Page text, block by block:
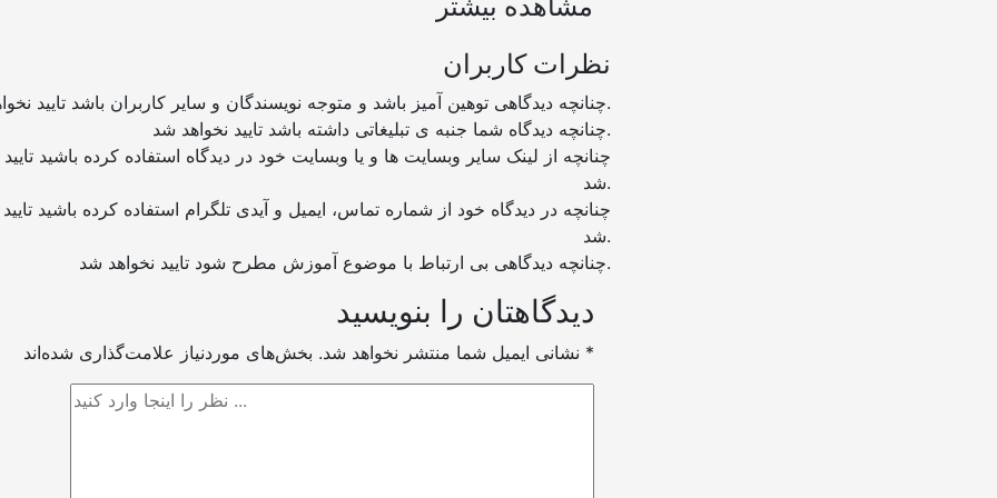
مشاهده بیشتر
نظرات کاربران
چنانچه دیدگاهی توهین آمیز باشد و متوجه نویسندگان و سایر کاربران باشد تایید نخواهد شد.
چنانچه دیدگاه شما جنبه ی تبلیغاتی داشته باشد تایید نخواهد شد.
شد.
شد.
چنانچه دیدگاهی بی ارتباط با موضوع آموزش مطرح شود تایید نخواهد شد.
دیدگاهتان را بنویسید
نشانی ایمیل شما منتشر نخواهد شد. *